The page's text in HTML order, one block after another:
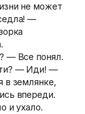
не может
—
— Все понял.
— Иди! —
в землянке,
впереди.
и ухало.